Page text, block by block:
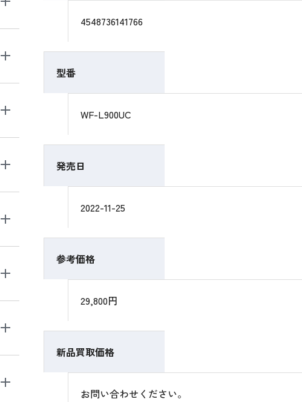
4548736141766
型番
WF-L900UC
発売日
2022-11-25
参考価格
29,800円
新品買取価格
お問い合わせください。